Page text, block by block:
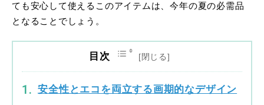
ても安心して使えるこのアイテムは、今年の夏の必需品
となることでしょう。
目次
安全性とエコを両立する画期的なデザイン